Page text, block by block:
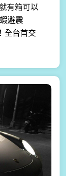
有箱可以
避震
全台首交